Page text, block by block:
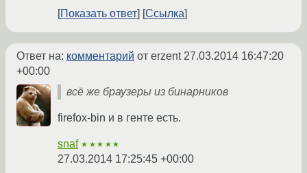
Показать ответ
Ссылка
Ответ на: комментарий от erzent 27.03.2014 16:47:20
+00:00
всё же браузеры из бинарников
firefox-bin и в генте есть.
snaf ★★★★★
27.03.2014 17:25:45 +00:00